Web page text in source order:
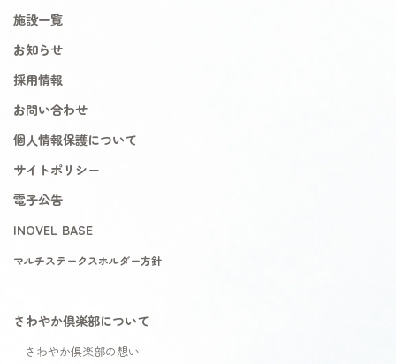
施設一覧
お知らせ
採用情報
お問い合わせ
個人情報保護について
サイトポリシー
電子公告
INOVEL BASE
マルチステークスホルダー方針
さわやか倶楽部について
さわやか倶楽部の想い